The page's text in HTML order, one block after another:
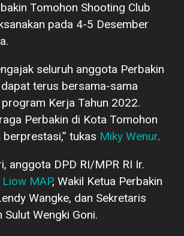
Tomohon Shooting Club
pada 4-5 Desember
seluruh anggota Perbakin
terus bersama-sama
Kerja Tahun 2022.
Perbakin di Kota Tomohon
tukas Miky Wenur.
anggota DPD RI/MPR RI Ir.
MAP, Wakil Ketua Perbakin
Wangke, dan Sekretaris
Sulut Wengki Goni.